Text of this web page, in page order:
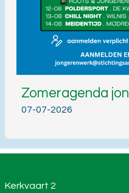
Zomeragenda
07-07-2026
Kerkvaart 2